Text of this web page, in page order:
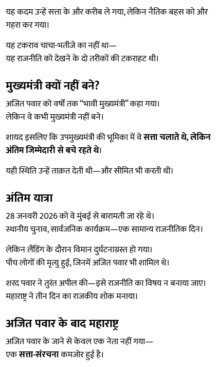
यह कदम उन्हें सत्ता के और करीब ले गया, लेकिन नैतिक बहस को और
गहरा कर गया।
यह टकराव चाचा-भतीजे का नहीं था—
यह राजनीति को देखने के दो तरीकों की टकराहट थी।
मुख्यमंत्री क्यों नहीं बने?
अजित पवार को वर्षों तक “भावी मुख्यमंत्री” कहा गया।
लेकिन वे कभी मुख्यमंत्री नहीं बने।
शायद इसलिए कि उपमुख्यमंत्री की भूमिका में वेसत्ता चलाते थे, लेकिन
अंतिम जिम्मेदारी से बचे रहते थे।
यही स्थिति उन्हें ताक़त देती थी—और सीमित भी करती थी।
अंतिम यात्रा
28 जनवरी 2026 को वे मुंबई से बारामती जा रहे थे।
स्थानीय चुनाव, सार्वजनिक कार्यक्रम—एक सामान्य राजनीतिक दिन।
लेकिन लैंडिंग के दौरान विमान दुर्घटनाग्रस्त हो गया।
पाँच लोगों की मृत्यु हुई, जिनमें अजित पवार भी शामिल थे।
शरद पवार ने तुरंत अपील की—इसे राजनीति का विषय न बनाया जाए।
महाराष्ट्र ने तीन दिन का राजकीय शोक मनाया।
अजित पवार के बाद महाराष्ट्र
अजित पवार के जाने से केवल एक नेता नहीं गया—
एकसत्ता-संरचनाकमजोर हुई है।